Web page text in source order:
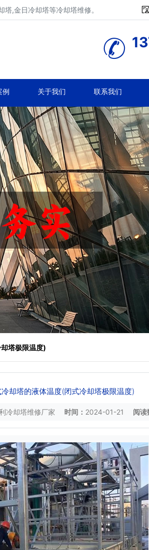
,金日冷却塔等冷却塔维修。
例 关于我们 联系我们
塔极限温度)
却塔的液体温度(闭式冷却塔极限温度)
冷却塔维修厂家 时间： 2024-01-21 阅读